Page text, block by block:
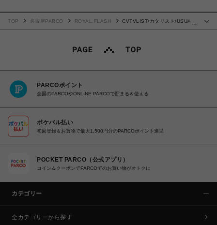
…
TOP 名古屋PARCO ROYAL FLASH
CVTVLIST/カタリスト/USUAL
PARCOポイント
全国のPARCOやONLINE PARCOで貯まる＆使える
ポケパル払い
初回登録＆お買物で最大1,500円分のPARCOポイント進呈
POCKET PARCO（公式アプリ）
コイン＆クーポンでPARCOでのお買い物がオトクに
カテゴリー
全カテゴリーから探す